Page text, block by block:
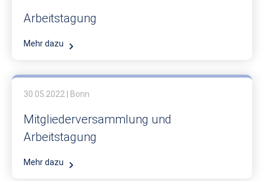
Arbeitstagung
Mehr dazu
30.05.2022 | Bonn
Mitglieder­versammlung und
Arbeitstagung
Mehr dazu